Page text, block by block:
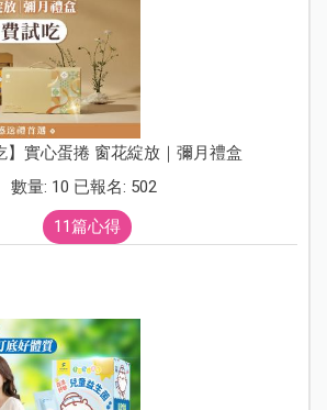
】實心蛋捲 窗花綻放｜彌月禮盒
數量: 10 已報名: 502
11篇心得